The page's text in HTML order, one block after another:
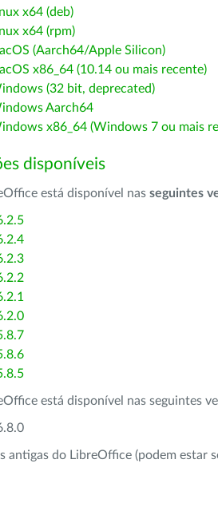
x64 (deb)
x64 (rpm)
(Aarch64/Apple Silicon)
x86_64 (10.14 ou mais recente)
(32 bit, deprecated)
Aarch64
x86_64 (Windows 7 ou mais
disponíveis
está disponível nas seguintes
está disponível nas seguintes
antigas do LibreOffice (podem estar